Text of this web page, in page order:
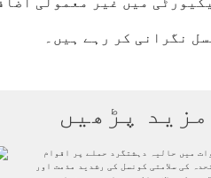
نگرانی کر رہے ہیں۔
مزید پڑھیں